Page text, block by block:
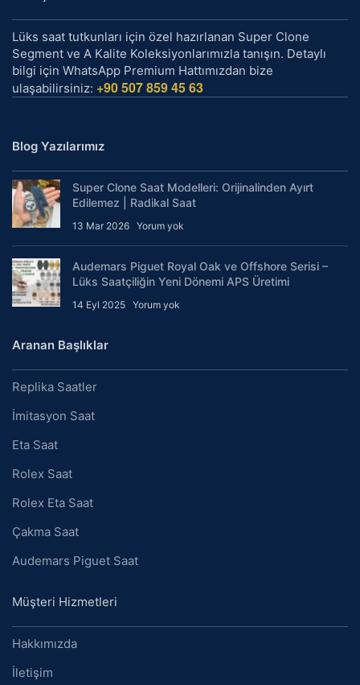
Lüks saat tutkunları için özel hazırlanan Super Clone
Segment ve A Kalite Koleksiyonlarımızla tanışın. Detaylı
bilgi için WhatsApp Premium Hattımızdan bize
ulaşabilirsiniz: +90 507 859 45 63
Blog Yazılarımız
Super Clone Saat Modelleri: Orijinalinden Ayırt
Edilemez | Radikal Saat
13 Mar 2026 Yorum yok
Audemars Piguet Royal Oak ve Offshore Serisi –
Lüks Saatçiliğin Yeni Dönemi APS Üretimi
14 Eyl 2025 Yorum yok
Aranan Başlıklar
Replika Saatler
İmitasyon Saat
Eta Saat
Rolex Saat
Rolex Eta Saat
Çakma Saat
Audemars Piguet Saat
Müşteri Hizmetleri
Hakkımızda
İletişim